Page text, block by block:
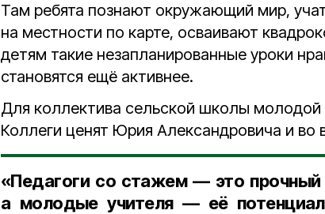
Там ребята познают окружающий мир,
на местности по карте, осваивают
детям такие незапланированные уроки
становятся ещё активнее.
Для коллектива сельской школы
Коллеги ценят Юрия Александровича и
«Педагоги со стажем — это
а молодые учителя — её